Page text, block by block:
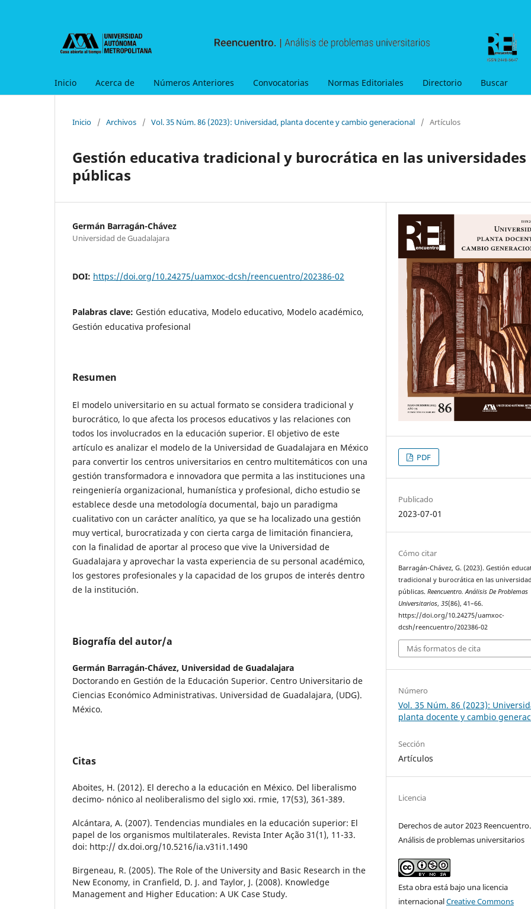
Inicio Acerca de Números Anteriores Convocatorias Normas Editoriales Directorio Buscar
Inicio / Archivos / Vol. 35 Núm. 86 (2023): Universidad, planta docente y cambio generacional / Artículos
Gestión educativa tradicional y burocrática en las universidades
públicas
Germán Barragán-Chávez
Universidad de Guadalajara
DOI: https://doi.org/10.24275/uamxoc-dcsh/reencuentro/202386-02
Palabras clave: Gestión educativa, Modelo educativo, Modelo académico,
Gestión educativa profesional
Resumen
El modelo universitario en su actual formato se considera tradicional y
burocrático, lo que afecta los procesos educativos y las relaciones con
todos los involucrados en la educación superior. El objetivo de este
artículo es analizar el modelo de la Universidad de Guadalajara en México
para convertir los centros universitarios en centro multitemáticos con una
gestión transformadora e innovadora que permita a las instituciones una
reingeniería organizacional, humanística y profesional, dicho estudio se
establece desde una metodología documental, bajo un paradigma
cualitativo con un carácter analítico, ya que se ha localizado una gestión
muy vertical, burocratizada y con cierta carga de limitación financiera,
con la finalidad de aportar al proceso que vive la Universidad de
Guadalajara y aprovechar la vasta experiencia de su personal académico,
los gestores profesionales y la capacidad de los grupos de interés dentro
de la institución.
Biografía del autor/a
Germán Barragán-Chávez, Universidad de Guadalajara
Doctorando en Gestión de la Educación Superior. Centro Universitario de
Ciencias Económico Administrativas. Universidad de Guadalajara, (UDG).
México.
Citas
Aboites, H. (2012). El derecho a la educación en México. Del liberalismo
decimo- nónico al neoliberalismo del siglo xxi. rmie, 17(53), 361-389.
Alcántara, A. (2007). Tendencias mundiales en la educación superior: El
papel de los organismos multilaterales. Revista Inter Ação 31(1), 11-33.
doi: http:// dx.doi.org/10.5216/ia.v31i1.1490
Birgeneau, R. (2005). The Role of the University and Basic Research in the
New Economy, in Cranfield, D. J. and Taylor, J. (2008). Knowledge
Management and Higher Education: A UK Case Study.
PDF
Publicado
2023-07-01
Cómo citar
Barragán-Chávez, G. (2023). Gestión
tradicional y burocrática en las
públicas.Reencuentro. Análisis De Problemas
Universitarios,35(86), 41–66.
https://doi.org/10.24275/uamxoc-
dcsh/reencuentro/202386-02
Más formatos de cita
Número
Vol. 35 Núm. 86 (2023):
planta docente y cambio
Sección
Artículos
Licencia
Derechos de autor 2023 Reencuentro.
Análisis de problemas universitarios
Esta obra está bajo una licencia
internacionalCreative Commons